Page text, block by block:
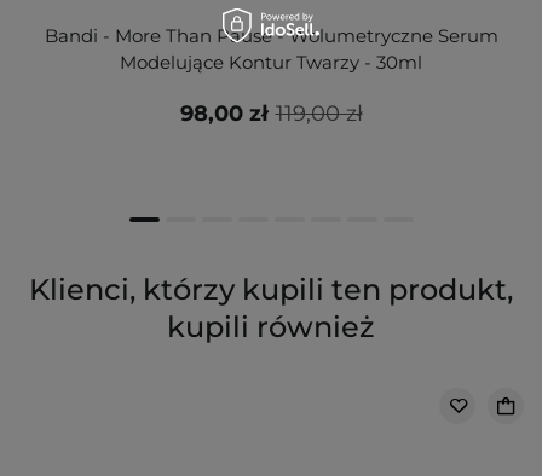
Bandi - More Than Pause - Wolumetryczne Serum
Modelujące Kontur Twarzy - 30ml
119,00 zł
98,00 zł
Klienci, którzy kupili ten produkt,
kupili również